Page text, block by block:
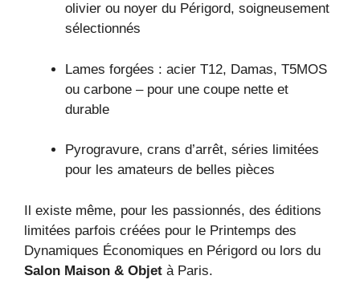
olivier ou noyer du Périgord, soigneusement
sélectionnés
Lames forgées : acier T12, Damas, T5MOS
ou carbone – pour une coupe nette et
durable
Pyrogravure, crans d’arrêt, séries limitées
pour les amateurs de belles pièces
Il existe même, pour les passionnés, des éditions
limitées parfois créées pour le Printemps des
Dynamiques Économiques en Périgord ou lors du
Salon Maison & Objet à Paris.